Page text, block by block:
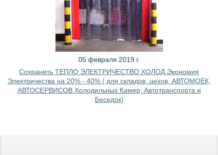
05 февраля 2019 г.
Сохранить ТЕПЛО ЭЛЕКТРИЧЕСТВО ХОЛОД Экономия
Электричества на 20% - 40% ( для складов, цехов, АВТОМОЕК,
АВТОСЕРВИСОВ Холодильных Камер, Автотранспорта и
Беседок)